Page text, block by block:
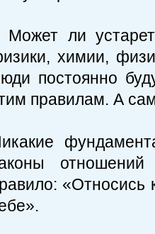
Может ли
химии,
постоянно
правилам. А
«Относись